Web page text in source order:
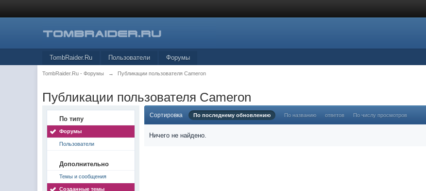
TombRaider.Ru Пользователи Форумы
TombRaider.Ru - Форумы → Публикации пользователя Cameron
Публикации пользователя Cameron
По типу
Форумы
Пользователи
Дополнительно
Темы и сообщения
Созданные темы
Сортировка По последнему обновлению По названию ответов По числу просмотров
Ничего не найдено.